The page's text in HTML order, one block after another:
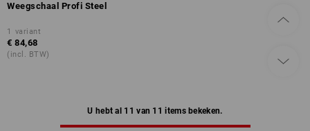
Weegschaal Profi Steel
1 variant
€ 84,68
(incl. BTW)
U hebt al 11 van 11 items bekeken.